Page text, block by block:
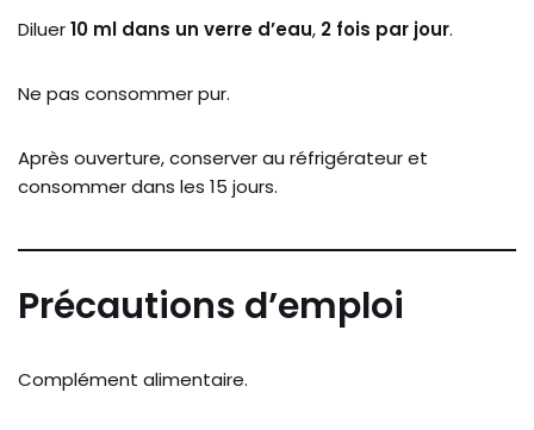
Diluer10 ml dans un verre d’eau, 2 fois par jour.
Ne pas consommer pur.
Après ouverture, conserver au réfrigérateur et
consommer dans les 15 jours.
Précautions d’emploi
Complément alimentaire.